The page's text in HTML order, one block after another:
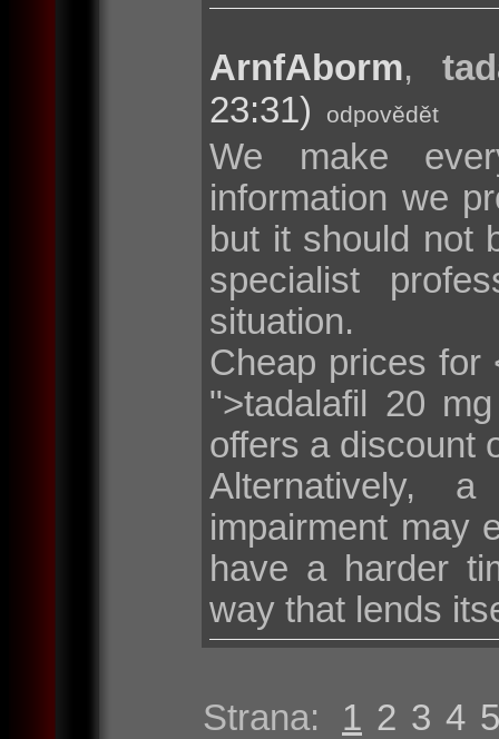
ArnfAborm,
23:31)
odpovědět
We make
information we
but it should not
specialist
situation.
Cheap prices for
">tadalafil 20
offers a discount
Alternatively,
impairment may
have a harder
way that lends
Strana: 1 2 3 4 5